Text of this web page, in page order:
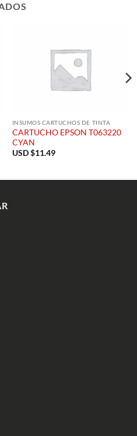
INSUMOS CARTUCHOS DE TINTA
CARTUCHO EPSON T063220
CYAN
USD $11.49